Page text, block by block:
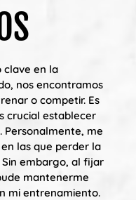
clave en la
nos encontramos
o competir. Es
crucial establecer
Personalmente, me
las que perder la
embargo, al fijar
mantenerme
mi entrenamiento.